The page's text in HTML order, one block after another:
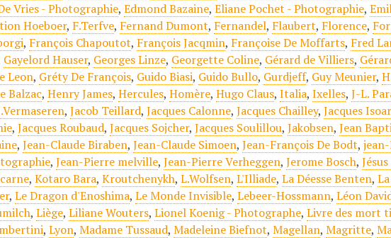
Vries - Photographie,Edmond Bazaine,Eliane Pochet - Photographie,
Hoeboer, F.Terfve, Fernand Dumont, Fernandel, Flaubert, Florence,
, François Chapoutot, François Jacqmin, Françoise De Moffarts, Fred
Gayelord Hauser, Georges Linze, Georgette Coline, Gérard de Villiers,
Leon, Gréty De François, Guido Biasi, Guido Bullo, Gurdjeff, Guy Meunier,
Balzac,Henry James,Hercules,Homère,Hugo Claus,Italia,Ixelles,J-L.
,Jacob Teillard,Jacques Calonne,Jacques Chailley,Jacques
,Jacques Roubaud,Jacques Sojcher,Jacques Soulillou,Jakobsen,Jean
,Jean-Claude Biraben,Jean-Claude Simoen,Jean-François De Bodt,
,Jean-Pierre melville,Jean-Pierre Verheggen,Jerome Bosch,
,Kotaro Bara,Kroutchenykh,L.Wolfsen,L'Illiade,La Déesse Benten,
,Le Dragon d'Enoshima,Le Monde Invisible,Lebeer-Hossmann,Léon
,Liège,Liliane Wouters,Lionel Koenig - Photographe,Livre des mort
,Lyon,Madame Tussaud,Madeleine Biefnot,Magellan,Magritte,